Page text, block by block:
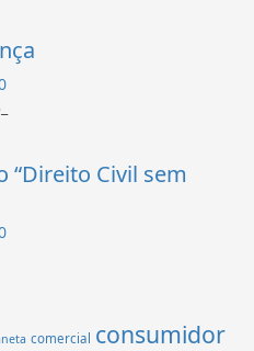
“Direito Civil sem
comercial consumidor